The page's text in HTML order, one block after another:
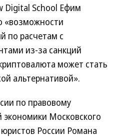
Digital School Ефим
«возможности
по расчетам с
из-за санкций
может стать
альтернативой».
по правовому
Московского
России Романа